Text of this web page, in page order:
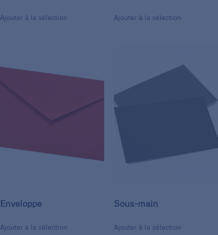
Ajouter à la sélection Ajouter à la sélection
Enveloppe
Ajouter à la sélection
Sous-main
Ajouter à la sélection